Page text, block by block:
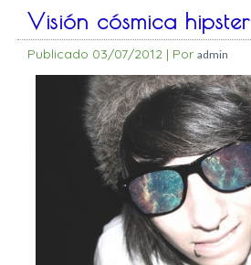
Visión cósmica hipster
Publicado 03/07/2012 | Por admin